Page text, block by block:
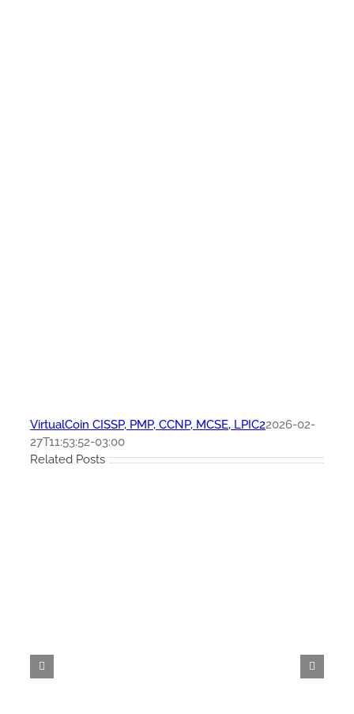
VirtualCoin CISSP, PMP, CCNP, MCSE, LPIC22026-02-
27T11:53:52-03:00
Related Posts